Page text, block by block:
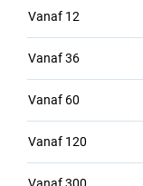
Vanaf 12
Vanaf36
Vanaf 60
Vanaf 120